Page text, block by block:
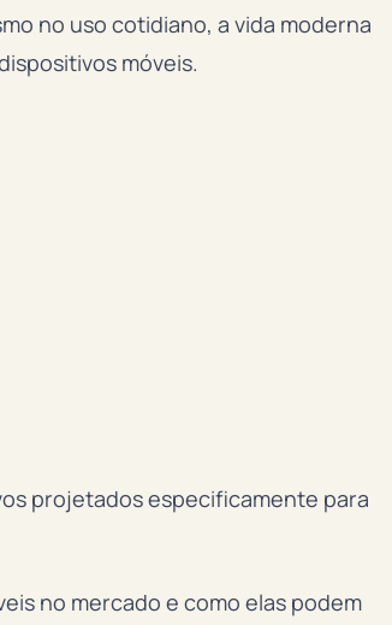
no uso cotidiano, a vida moderna
móveis.
projetados especificamente para
no mercado e como elas podem